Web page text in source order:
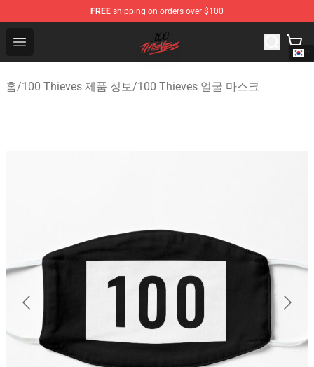
FREE shipping on orders over $100
Open menu
100 Thieves Shop - Official 100 Thieves Merchandise
홈/100 Thieves 제품 정보/100 Thieves 얼굴 마스크